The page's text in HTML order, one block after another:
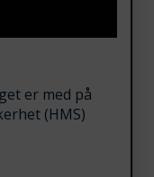
er med på
(HMS)